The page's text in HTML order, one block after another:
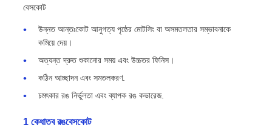
বেসকোট
উন্নত আন্তঃকোট আনুগত্য পৃষ্ঠের মোটলিং বা অসমতলতার সম্ভাবনাকে
কমিয়ে দেয়।
অত্যন্ত দ্রুত শুকানোর সময় এবং উচ্চতর ফিনিস।
কঠিন আচ্ছাদন এবং সমতলকরণ.
চমৎকার রঙ নির্ভুলতা এবং ব্যাপক রঙ কভারেজ.
1 কেধাতব রঙবেসকোট